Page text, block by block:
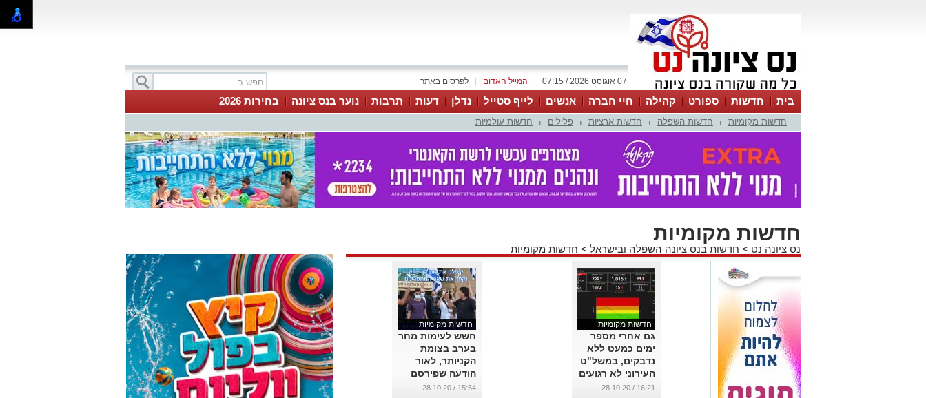
לפרסום באתר המייל האדום 07 אוגוסט 2026 / 07:15
בית חדשות ספורט קהילה חיי חברה אנשים לייף סטייל נדלן דעות תרבות נוער בנס ציונה בחירות 2026
חדשות מקומיות חדשות השפלה חדשות ארציות פלילים חדשות עולמיות
חדשות מקומיות
נס ציונה נט > חדשות בנס ציונה השפלה ובישראל > חדשות מקומיות
חדשות מקומיות
גם אחרי מספר
ימים כמעט ללא
נדבקים, במשל"ט
העירוני לא רגועים
ומתגברים כח
16:21 / 28.10.20
חדשות מקומיות
חשש לעימות מחר
בערב בצומת
הקניותר, לאור
הודעה שפירסם
רון כרמי בוזגלו.
15:54 / 28.10.20